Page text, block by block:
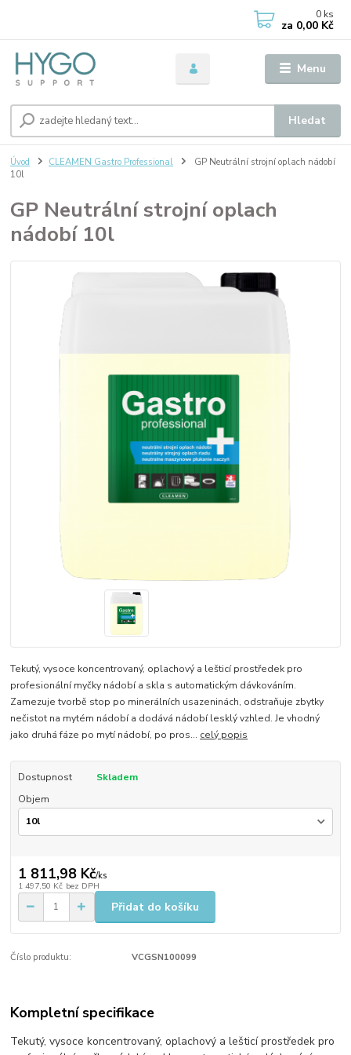
Menu
Hledat
0 ks
za 0,00 Kč
Úvod CLEAMEN Gastro Professional
GP Neutrální strojní oplach nádobí
10l
GP Neutrální strojní oplach
nádobí 10l
Tekutý, vysoce koncentrovaný, oplachový a lešticí prostředek pro
profesionální myčky nádobí a skla s automatickým dávkováním.​
Zamezuje tvorbě stop po minerálních usazeninách, odstraňuje zbytky
nečistot na mytém nádobí a dodává nádobí lesklý vzhled. Je vhodný
jako druhá fáze po mytí nádobí, po pros... celý popis
Dostupnost
Skladem
Objem
1 811,98 Kč/ks
1 497,50 Kč bez DPH
Přidat do košíku
Číslo produktu: VCGSN100099
Kompletní specifikace
Tekutý, vysoce koncentrovaný, oplachový a lešticí prostředek pro